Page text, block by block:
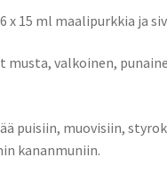
x 15 ml maalipurkkia ja
musta, valkoinen,
puisiin, muovisiin,
kananmuniin.